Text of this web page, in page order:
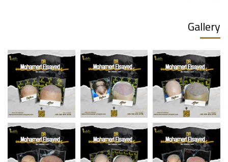
Gallery